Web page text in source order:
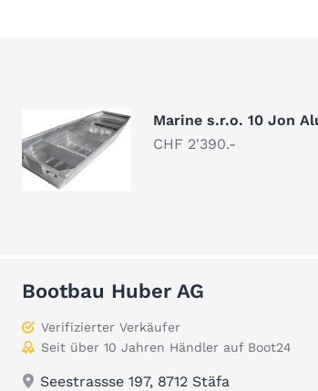
Marine s.r.o. 10 Jon
CHF 2'390.-
Bootbau Huber AG
Verifizierter Verkäufer
Seit über 10 Jahren Händler auf Boot24
Seestrassse 197, 8712 Stäfa